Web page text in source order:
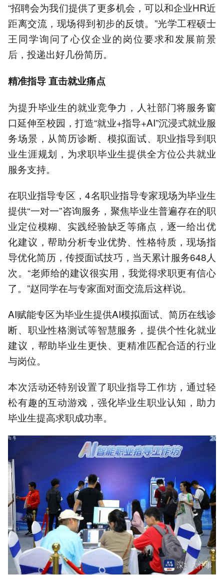
“招聘会为我们提供了更多机会，可以和企业HR近
距离交流，现场得到初步的反馈。”光学工程硕士
王同学询问了心仪企业的岗位要求和发展前景
后，投递出好几份简历。
精准指导 直击就业痛点
为提升毕业生的就业竞争力，人社部门将服务窗
口延伸至校园，打造“就业+指导+AI”沉浸式就业服
务场景，从简历诊断、模拟面试、职业指导到职
业生涯规划，为求职毕业生提供全方位公共就业
服务支持。
在职业指导专区，4名职业指导专家现场为毕业生
提供“一对一”咨询服务，聚焦毕业生普遍存在的职
业定位模糊、实践经验缺乏等痛点，逐一给出优
化建议，帮助分析专业优势、性格特质，现场指
导优化简历，传授面试技巧，当天累计服务648人
次。“老师给的建议很实用，我觉得求职更有信心
了。”赵同学在与专家面对面交流后这样说。
AI赋能专区为毕业生提供AI模拟面试、简历在线诊
断、职业性格测试等智慧服务，提供个性化就业
建议，帮助毕业生更快、更精准匹配合适的行业
与岗位。
本次活动还特别设置了职业指导工作坊，通过轻
松有趣的互动游戏，强化毕业生职业认知，助力
毕业生提高求职成功率。